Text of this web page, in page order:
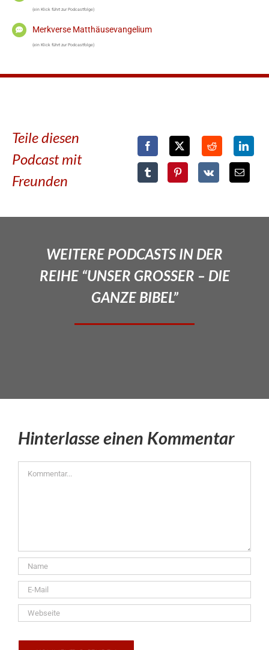
(ein Klick führt zur Podcastfolge)
Merkverse Matthäusevangelium
(ein Klick führt zur Podcastfolge)
Teile diesen
Podcast mit
Freunden
WEITERE PODCASTS IN DER
REIHE “UNSER GROSSER – DIE
GANZE BIBEL”
Hinterlasse einen Kommentar